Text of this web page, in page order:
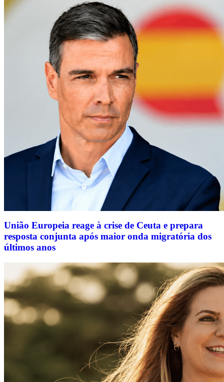
União Europeia reage à crise de Ceuta e prepara
resposta conjunta após maior onda migratória dos
últimos anos